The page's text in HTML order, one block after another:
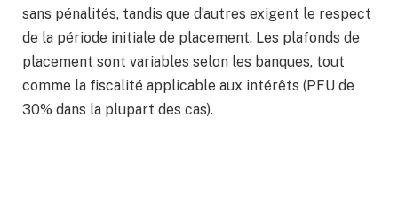
sans pénalités, tandis que d’autres exigent le respect
de la période initiale de placement. Les plafonds de
placement sont variables selon les banques, tout
comme la fiscalité applicable aux intérêts (PFU de
30% dans la plupart des cas).